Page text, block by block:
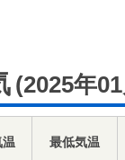
(2025年
温 最低気温